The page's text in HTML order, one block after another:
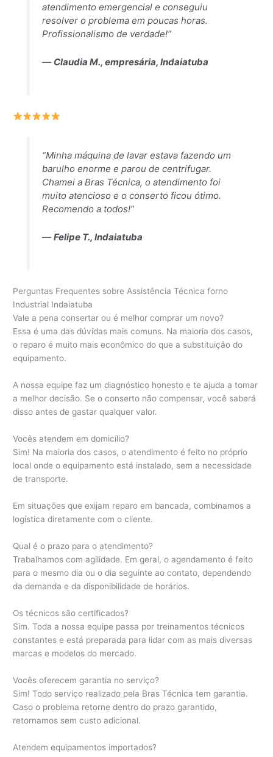
atendimento emergencial e conseguiu
resolver o problema em poucas horas.
Profissionalismo de verdade!”
— Claudia M., empresária, Indaiatuba
“Minha máquina de lavar estava fazendo um
barulho enorme e parou de centrifugar.
Chamei a Bras Técnica, o atendimento foi
muito atencioso e o conserto ficou ótimo.
Recomendo a todos!”
— Felipe T., Indaiatuba
Perguntas Frequentes sobre Assistência Técnica forno
Industrial Indaiatuba
Vale a pena consertar ou é melhor comprar um novo?
Essa é uma das dúvidas mais comuns. Na maioria dos casos,
o reparo é muito mais econômico do que a substituição do
equipamento.
A nossa equipe faz um diagnóstico honesto e te ajuda a tomar
a melhor decisão. Se o conserto não compensar, você saberá
disso antes de gastar qualquer valor.
Vocês atendem em domicílio?
Sim! Na maioria dos casos, o atendimento é feito no próprio
local onde o equipamento está instalado, sem a necessidade
de transporte.
Em situações que exijam reparo em bancada, combinamos a
logística diretamente com o cliente.
Qual é o prazo para o atendimento?
Trabalhamos com agilidade. Em geral, o agendamento é feito
para o mesmo dia ou o dia seguinte ao contato, dependendo
da demanda e da disponibilidade de horários.
Os técnicos são certificados?
Sim. Toda a nossa equipe passa por treinamentos técnicos
constantes e está preparada para lidar com as mais diversas
marcas e modelos do mercado.
Vocês oferecem garantia no serviço?
Sim! Todo serviço realizado pela Bras Técnica tem garantia.
Caso o problema retorne dentro do prazo garantido,
retornamos sem custo adicional.
Atendem equipamentos importados?